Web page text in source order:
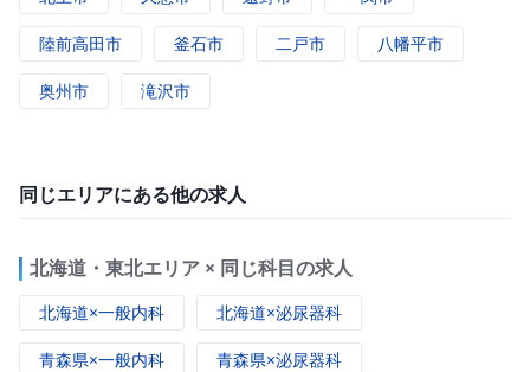
陸前高田市 釜石市 二戸市 八幡平市
奥州市 滝沢市
同じエリアにある他の求人
北海道・東北エリア × 同じ科目の求人
北海道×一般内科 北海道×泌尿器科
青森県×一般内科 青森県×泌尿器科